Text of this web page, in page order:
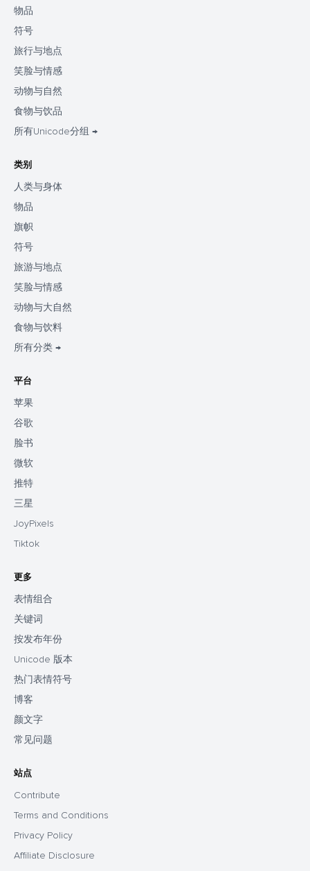
物品
符号
旅行与地点
笑脸与情感
动物与自然
食物与饮品
所有Unicode分组 →
类别
人类与身体
物品
旗帜
符号
旅游与地点
笑脸与情感
动物与大自然
食物与饮料
所有分类 →
平台
苹果
谷歌
脸书
微软
推特
三星
JoyPixels
Tiktok
更多
表情组合
关键词
按发布年份
Unicode 版本
热门表情符号
博客
颜文字
常见问题
站点
Contribute
Terms and Conditions
Privacy Policy
Affiliate Disclosure